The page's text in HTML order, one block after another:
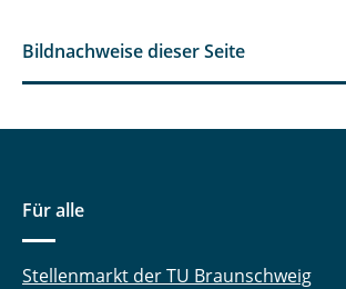
Bildnachweise dieser Seite
Für alle
Stellenmarkt der TU Braunschweig